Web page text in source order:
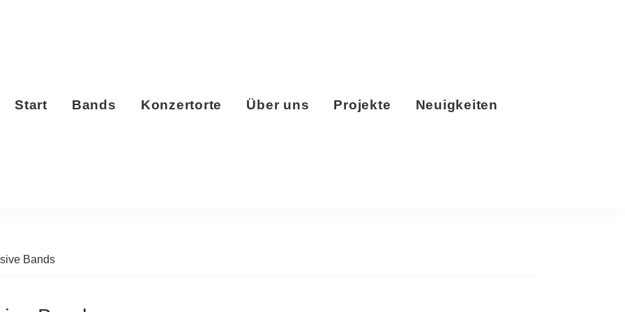
Start Bands Konzertorte Über uns Projekte Neuigkeiten
Bands